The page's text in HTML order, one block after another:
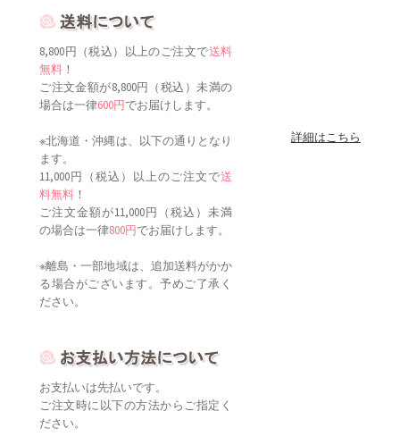
8,800円（税込）以上のご注文で送料
無料 ！
ご注文金額が8,800円（税込）未満の
場合は一律600円でお届けします。
※北海道・沖縄は、以下の通りとなり
ます。
11,000円（税込）以上のご注文で送
料無料 ！
ご注文金額が11,000円（税込）未満
の場合は一律800円でお届けします。
※離島・一部地域は、追加送料がかか
る場合がございます。予めご了承く
ださい。
詳細はこちら
お支払いは先払いです。
ご注文時に以下の方法からご指定く
ださい。